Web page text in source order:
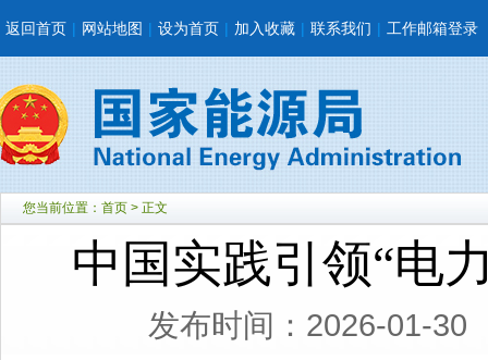
返回首页 | 网站地图 | 设为首页 | 加入收藏 | 联系我们 | 工作邮箱登录
您当前位置： 首页 > 正文
中国实践引领“电
发布时间：2026-01-30